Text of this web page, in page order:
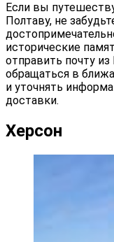
Если вы
Полтаву, не
исторические
отправить почту
обращаться в
и уточнять
доставки.
Херсон